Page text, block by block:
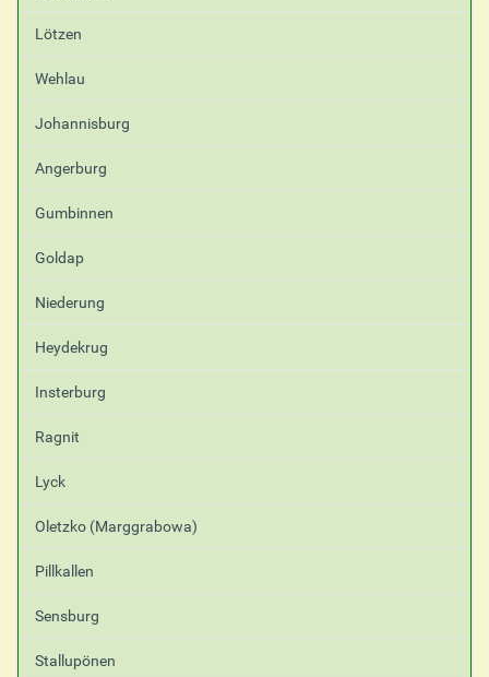
Lötzen
Wehlau
Johannisburg
Angerburg
Gumbinnen
Goldap
Niederung
Heydekrug
Insterburg
Ragnit
Lyck
Oletzko (Marggrabowa)
Pillkallen
Sensburg
Stallupönen